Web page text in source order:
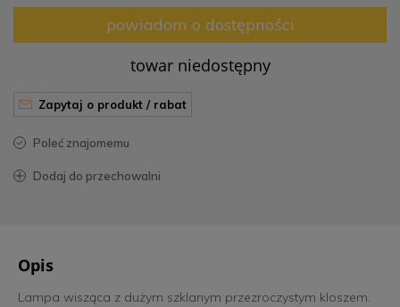
powiadom o dostępności
towar niedostępny
zapytaj o produkt / rabat
poleć znajomemu
dodaj do przechowalni
Opis
Lampa wisząca z dużym szklanym przezroczystym kloszem.